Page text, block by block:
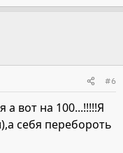
#6
а вот на 100...!!!!!Я
себя перебороть